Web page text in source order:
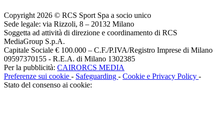
Copyright 2026 © RCS Sport Spa a socio unico
Sede legale: via Rizzoli, 8 – 20132 Milano
Soggetta ad attività di direzione e coordinamento di RCS
MediaGroup S.p.A.
Capitale Sociale € 100.000 – C.F./P.IVA/Registro Imprese di Milano
09597370155 - R.E.A. di Milano 1302385
Per la pubblicità: CAIRORCS MEDIA
Preferenze sui cookie - Safeguarding - Cookie e Privacy Policy -
Stato del consenso ai cookie: